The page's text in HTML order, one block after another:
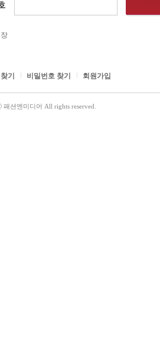
기 비밀번호 찾기 회원가입
션엔미디어 All rights reserved.